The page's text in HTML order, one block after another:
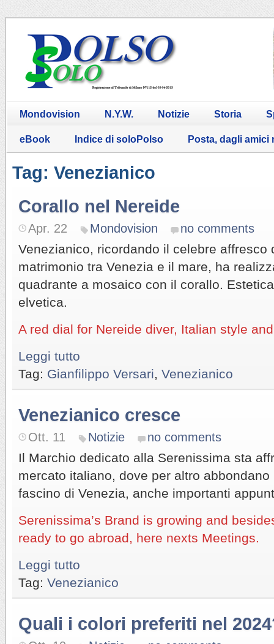
Mondovision N.Y.W. Notizie Storia
eBook Indice di soloPolso Posta, dagli amici
Tag: Venezianico
Corallo nel Nereide
Apr. 22 Mondovision no comments
Venezianico, ricordando il celebre affresco
matrimonio tra Venezia e il mare, ha
quadrante a mosaico con il corallo.
elvetica.
A red dial for Nereide diver, Italian style
Leggi tutto
Tag: Gianfilippo Versari Venezianico
Venezianico cresce
Ott. 11 Notizie no comments
Il Marchio dedicato alla Serenissima sta
mercato italiano, dove per altro
fascino di Venezia, anche importanti
Serenissima’s Brand is growing and
ready to go abroad, here nexts Meetings.
Leggi tutto
Tag: Venezianico
Quali i colori preferiti nel